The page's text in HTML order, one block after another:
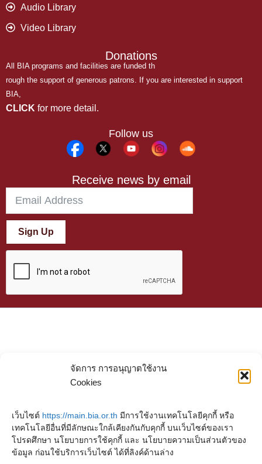
จัดการ การอนุญาตใช้งาน
Cookies
เว็บไซต์ https://main.bia.or.th มีการใช้งานเทคโนโลยีคุกกี้ หรือ
เทคโนโลยีอื่นที่มีลักษณะใกล้เคียงกันกับคุกกี้ บนเว็บไซต์ของเรา
โปรดศึกษา นโยบายการใช้คุกกี้ และ นโยบายความเป็นส่วนตัวของ
ข้อมูล ก่อนใช้บริการเว็บไซต์ ได้ที่ลิงค์ด้านล่าง
Audio Library
Video Library
Donations
All BIA programs and facilities are funded th
rough the support of generous patrons. If you are interested in support
BIA,
CLICK for more detail.
Follow us
Receive news by email
Sign Up